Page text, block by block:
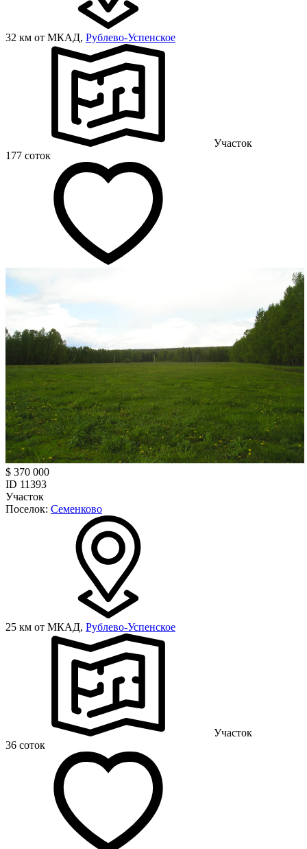
32 км от МКАД, Рублево-Успенское
Участок
177 соток
$ 370 000
ID 11393
Участок
Поселок: Семенково
25 км от МКАД, Рублево-Успенское
Участок
36 соток